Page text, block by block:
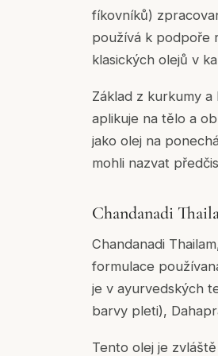
fíkovníků)
používá k podpoře
klasických olejů v
Základ z kurkumy
aplikuje na tělo a
jako olej na
mohli nazvat
Chandanadi
Chandanadi
formulace
je v ayurvedských
barvy pleti),
Tento olej je